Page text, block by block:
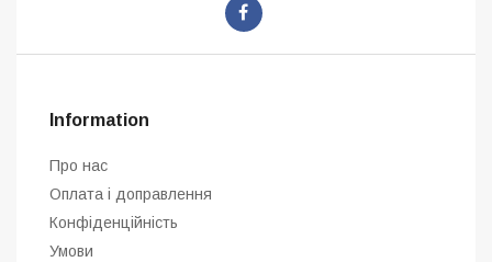
Information
Про нас
Оплата і доправлення
Конфіденційність
Умови